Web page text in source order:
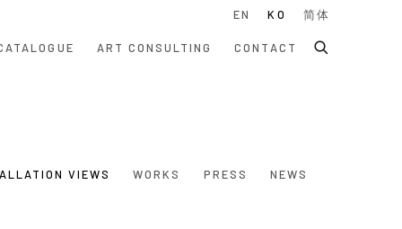
ART CONSULTING CONTACT
EN KO 简体
VIEWS WORKS PRESS NEWS